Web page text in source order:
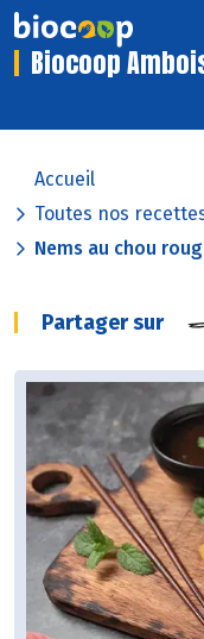
Biocoop
Accueil
Toutes nos
Nems au chou
Partager sur